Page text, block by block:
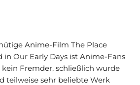
Anime-Film The Place
in Our Early Days ist Anime-Fans
Fremder, schließlich wurde
teilweise sehr beliebte Werk